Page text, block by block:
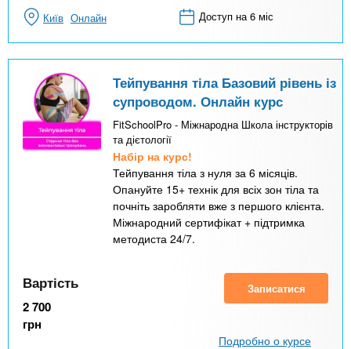
Київ Онлайн Доступ на 6 міс
Тейпування тіла Базовий рівень із
супроводом. Онлайн курс
FitSchoolPro - Міжнародна Школа інструкторів
та дієтології
Набір на курс!
Тейпування тіла з нуля за 6 місяців.
Опануйте 15+ технік для всіх зон тіла та
почніть заробляти вже з першого клієнта.
Міжнародний сертифікат + підтримка
методиста 24/7.
Вартість
2 700
грн
Записатися
Подробно о курсе